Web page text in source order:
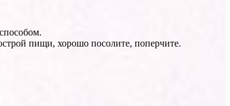
пищи, хорошо посолите, поперчите.